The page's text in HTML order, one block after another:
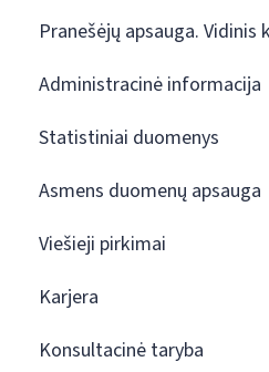
Pranešėjų apsauga. Vidinis
Administracinė informacija
Statistiniai duomenys
Asmens duomenų apsauga
Viešieji pirkimai
Karjera
Konsultacinė taryba